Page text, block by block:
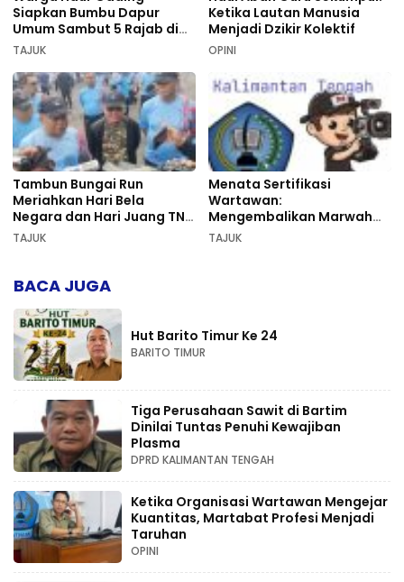
Siapkan Bumbu Dapur
Umum Sambut 5 Rajab di
Sekumpul
TAJUK
Ketika Lautan Manusia
Menjadi Dzikir Kolektif
OPINI
Tambun Bungai Run
Meriahkan Hari Bela
Negara dan Hari Juang TNI
AD di Palangka Raya
TAJUK
Menata Sertifikasi
Wartawan:
Mengembalikan Marwah
Pers dan Keadilan
TAJUK
BACA JUGA
Hut Barito Timur Ke 24
BARITO TIMUR
Tiga Perusahaan Sawit di Bartim
Dinilai Tuntas Penuhi Kewajiban
Plasma
DPRD KALIMANTAN TENGAH
Ketika Organisasi Wartawan Mengejar
Kuantitas, Martabat Profesi Menjadi
Taruhan
OPINI